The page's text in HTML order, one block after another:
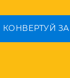
КОНВЕРТУЙ